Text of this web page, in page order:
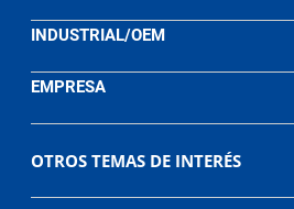
INDUSTRIAL/OEM
EMPRESA
OTROS TEMAS DE INTERÉS